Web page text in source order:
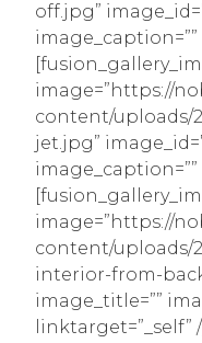
off.jpg”
image_caption=””
image=”https://
content/uploads/
jet.jpg”
image_caption=””
image=”https://
content/uploads/
interior-from-
image_title=””